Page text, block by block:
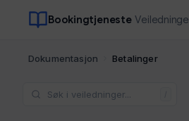
Bookingtjeneste
Dokumentasjon Betalinger